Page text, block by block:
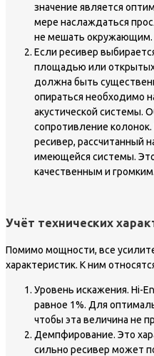
значение является
мере наслаждаться
не мешать окружающим.
Если ресивер
площадью или
должна быть
опираться необходимо
акустической системы.
сопротивление
ресивер, рассчитанный
имеющейся системы.
качественным и громким.
Учёт технических
Помимо мощности, все
характеристик. К ним
Уровень искажения. Hi-
равное 1%. Для
чтобы эта величина не
Демпфирование. Это
сильно ресивер может